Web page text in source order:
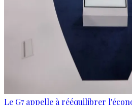
Le G7 appelle à rééquilibrer